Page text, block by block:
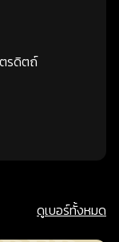
รดิตถ์
ดูเบอร์ทั้งหมด